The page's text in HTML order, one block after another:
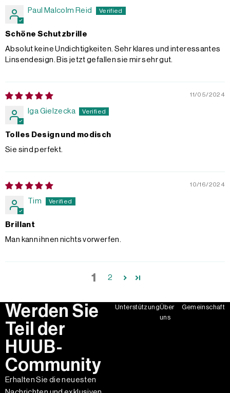
Paul Malcolm Reid
Schöne Schutzbrille
Absolut keine Undichtigkeiten. Sehr klares und interessantes
Linsendesign. Bis jetzt gefallen sie mir sehr gut.
11/05/2024
Iga Gielzecka
Tolles Design und modisch
Sie sind perfekt.
10/16/2024
Tim
Brillant
Man kann ihnen nichts vorwerfen.
1 2
Werden Sie
Teil der
HUUB-
Community
Erhalten Sie die neuesten
UnterstützungÜber
uns
Gemeinschaft